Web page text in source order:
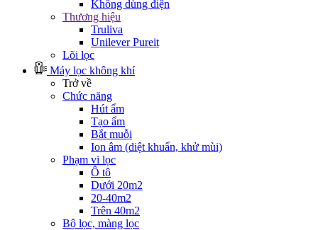
Không dùng điện
Thương hiệu
Truliva
Unilever Pureit
Lõi lọc
Máy lọc không khí
Trở về
Chức năng
Hút ẩm
Tạo ẩm
Bắt muỗi
Ion âm (diệt khuẩn, khử mùi)
Phạm vi lọc
Ô tô
Dưới 20m2
20-40m2
Trên 40m2
Bộ lọc, màng lọc